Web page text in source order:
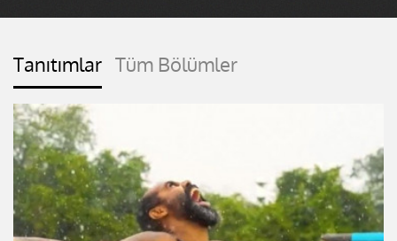
Tanıtımlar Tüm Bölümler